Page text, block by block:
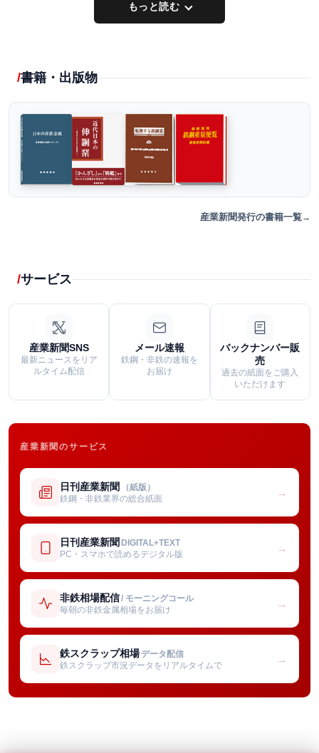
もっと読む
書籍・出版物
産業新聞発行の書籍一覧
サービス
産業新聞SNS
最新ニュースをリア
ルタイム配信
メール速報
鉄鋼・非鉄の速報を
お届け
バックナンバー販
売
過去の紙面をご購入
いただけます
産業新聞のサービス
日刊産業新聞 （紙版）
鉄鋼・非鉄業界の総合紙面
→
日刊産業新聞 DIGITAL+TEXT
PC・スマホで読めるデジタル版
→
非鉄相場配信/ モーニングコール
毎朝の非鉄金属相場をお届け
→
鉄スクラップ相場 データ配信
鉄スクラップ市況データをリアルタイムで
→